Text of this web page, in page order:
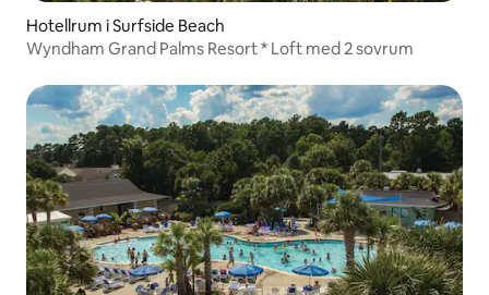
Hotellrum i Surfside Beach
Wyndham Grand Palms Resort * Loft med 2 sovrum